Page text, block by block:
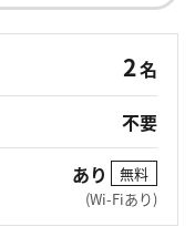
2名
不要
あり
無料
(Wi-Fiあり)